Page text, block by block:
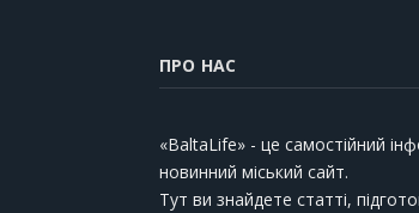
ПРО НАС
«BaltaLife» - це самостійний
новинний міський сайт.
Тут ви знайдете статті,